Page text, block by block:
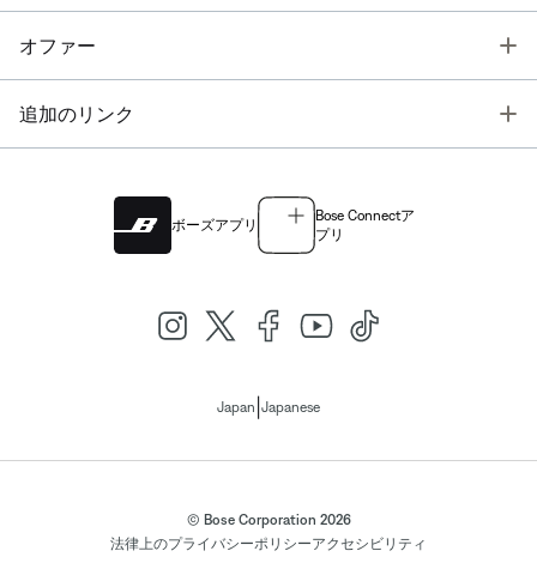
オファー
追加のリンク
ボーズアプリ
Bose Connectア
プリ
Japan Japanese
© Bose Corporation 2026
法律上のプライバシーポリシーアクセシビリティ